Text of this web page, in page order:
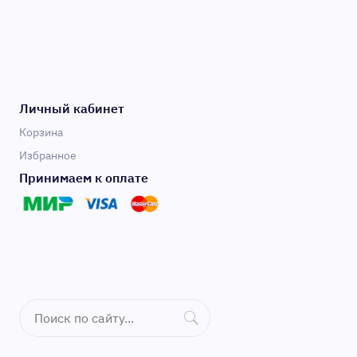
Личный кабинет
Корзина
Избранное
Принимаем к оплате